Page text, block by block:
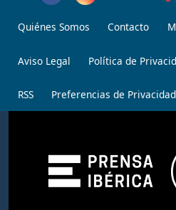
Quiénes Somos Contacto
Aviso Legal Política de
RSS Preferencias de Privacidad